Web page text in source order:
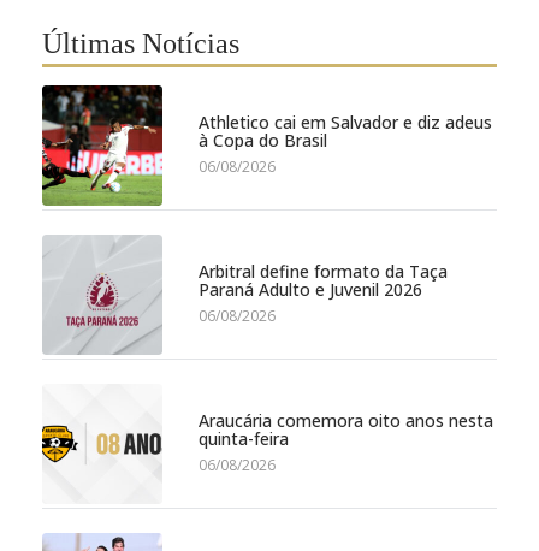
Últimas Notícias
Athletico cai em Salvador e diz adeus
à Copa do Brasil
06/08/2026
Arbitral define formato da Taça
Paraná Adulto e Juvenil 2026
06/08/2026
Araucária comemora oito anos nesta
quinta-feira
06/08/2026